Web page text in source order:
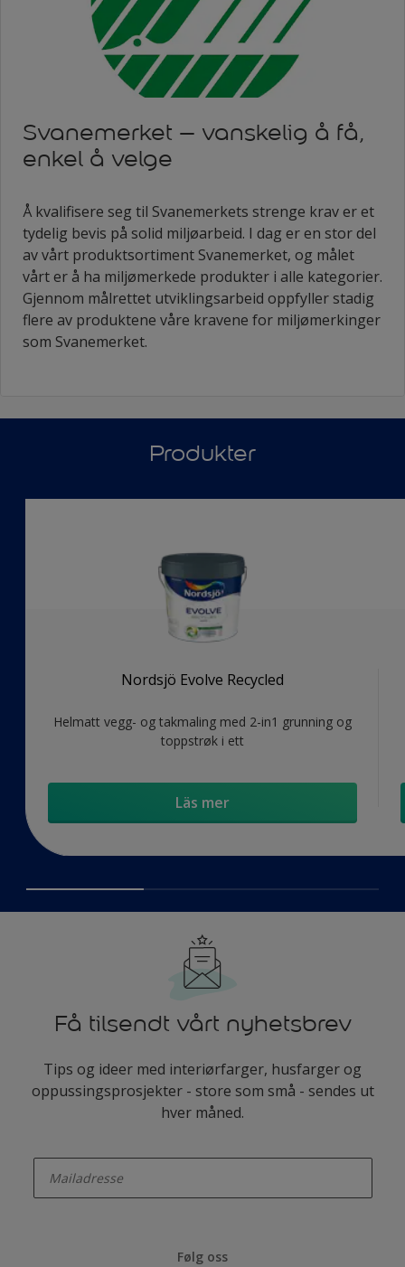
Svanemerket – vanskelig å få,
enkel å velge
Å kvalifisere seg til Svanemerkets strenge krav er et
tydelig bevis på solid miljøarbeid. I dag er en stor del
av vårt produktsortiment Svanemerket, og målet
vårt er å ha miljømerkede produkter i alle kategorier.
Gjennom målrettet utviklingsarbeid oppfyller stadig
flere av produktene våre kravene for miljømerkinger
som Svanemerket.
Produkter
Nordsjö Evolve Recycled
Helmatt vegg- og takmaling med 2-in1 grunning og
toppstrøk i ett
Läs mer
Få tilsendt vårt nyhetsbrev
Tips og ideer med interiørfarger, husfarger og
oppussingsprosjekter - store som små - sendes ut
hver måned.
Følg oss